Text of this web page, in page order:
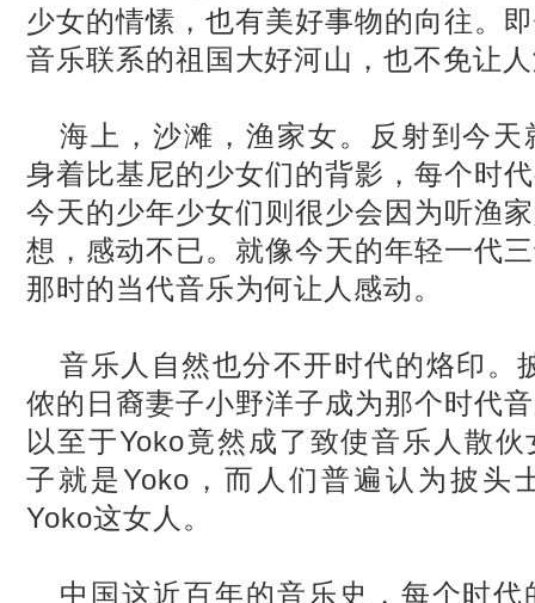
少女的情愫，也有美好事物的向往。
音乐联系的祖国大好河山，也不免让
海上，沙滩，渔家女。反射到今
身着比基尼的少女们的背影，每个时
今天的少年少女们则很少会因为听渔
想，感动不已。就像今天的年轻一代
那时的当代音乐为何让人感动。
音乐人自然也分不开时代的烙印。
侬的日裔妻子小野洋子成为那个时代
以至于Yoko竟然成了致使音乐人散
子就是Yoko ，而人们普遍认为披头
Yoko这女人。
中国这近百年的音乐史，每个时